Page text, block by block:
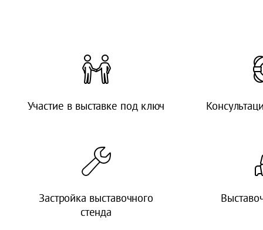
Участие в выставке под ключ
Застройка выставочного
стенда